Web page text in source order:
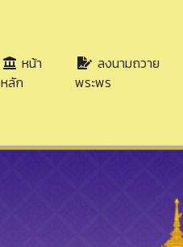
หน้า
หลัก
ลงนามถวาย
พระพร